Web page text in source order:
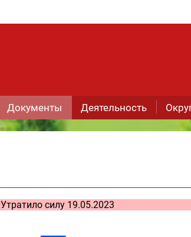
Документы Деятельность
Утратило силу 19.05.2023